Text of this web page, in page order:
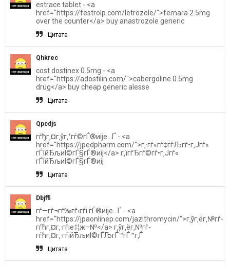
estrace tablet - <a
href="https://festrolp.com/letrozole/">femara 2.5mg
over the counter</a> buy anastrozole generic
Цитата
Qhkrec
cost dostinex 0.5mg - <a
href="https://adostilin.com/">cabergoline 0.5mg
drug</a> buy cheap generic alesse
Цитата
Qpcdjs
гѓђг‚¤г‚ўг‚°гѓ©гЃ®иіје…Ґ - <a
href="https://jpedpharm.com/">г‚·гѓ«гѓ‡гѓЉгѓ•г‚Јгѓ«
гЃЇйЂљиІ©гЃ§гЃ®иіј</a> г‚їгѓЂгѓ©гѓ•г‚Јгѓ«
гЃЇйЂљиІ©гЃ§гЃ®иіј
Цитата
Dbjffi
гѓ—гѓ¬гѓ‰гѓ‹гѓі гЃ®иіје…Ґ - <a
href="https://jpaonlinep.com/jazithromycin/">г‚ўг‚ёг‚№гѓ­
гѓћг‚¤г‚·гѓіе‡¦ж–№</a> г‚ўг‚ёг‚№гѓ­
гѓћг‚¤г‚·гѓійЂљиІ©гЃЉгЃ™гЃ™г‚Ѓ
Цитата